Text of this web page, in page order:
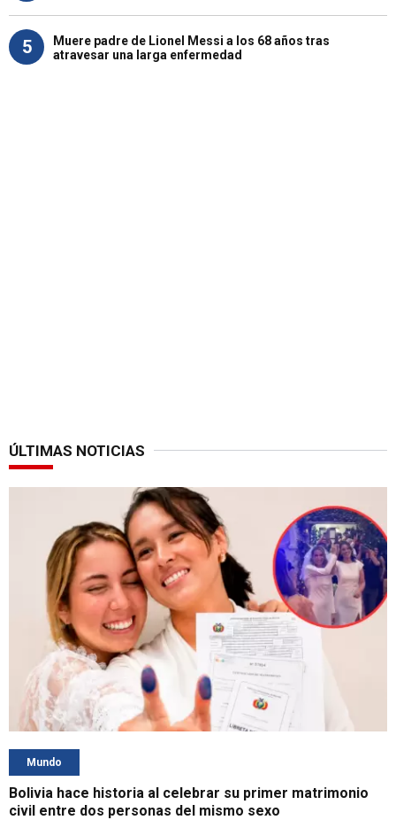
5
Muere padre de Lionel Messi a los 68 años tras
atravesar una larga enfermedad
ÚLTIMAS NOTICIAS
Mundo
Bolivia hace historia al celebrar su primer matrimonio
civil entre dos personas del mismo sexo